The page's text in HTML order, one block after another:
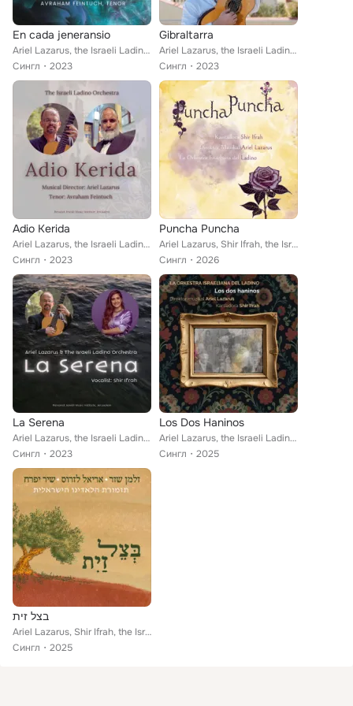
En cada jeneransio
Ariel Lazarus, the Israeli Ladino Orchestra, Avraham Feintuch
Сингл
2023
Gibraltarra
Ariel Lazarus, the Israeli Ladino Orchestra
Сингл
2023
Adio Kerida
Ariel Lazarus, the Israeli Ladino Orchestra, Avraham Feintuch
Сингл
2023
Puncha Puncha
Ariel Lazarus, Shir Ifrah, the Israeli Ladino Orchestra
Сингл
2026
La Serena
Ariel Lazarus, the Israeli Ladino Orchestra feat. Shir Ifrah
Сингл
2023
Los Dos Haninos
Ariel Lazarus, the Israeli Ladino Orchestra, Shir Ifrah
Сингл
2025
בצל זית
Ariel Lazarus, Shir Ifrah, the Israeli Ladino Orchestra
Сингл
2025